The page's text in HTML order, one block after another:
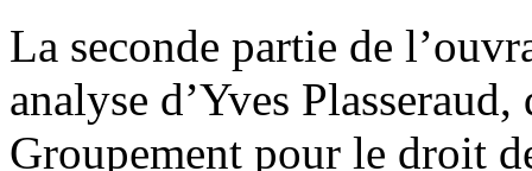
La seconde partie de
analyse d’Yves
Groupement pour le droit